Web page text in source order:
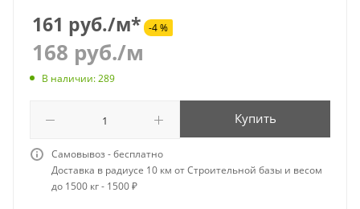
161 руб./м* -4 %
168 руб./м
В наличии: 289
Купить
Самовывоз - бесплатно
Доставка в радиусе 10 км от Строительной базы и весом
до 1500 кг - 1500 ₽